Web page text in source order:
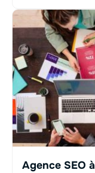
Agence SEO